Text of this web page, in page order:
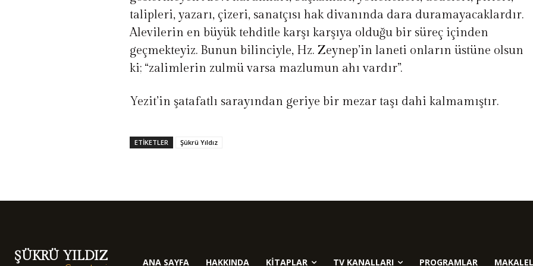
talipleri, yazarı, çizeri, sanatçısı hak divanında dara duramayacaklardır.
Alevilerin en büyük tehditle karşı karşıya olduğu bir süreç içinden
geçmekteyiz. Bunun bilinciyle, Hz. Zeynep’in laneti onların üstüne olsun
ki; “zalimlerin zulmü varsa mazlumun ahı vardır”.
Yezit’in şatafatlı sarayından geriye bir mezar taşı dahi kalmamıştır.
ETIKETLER Şükrü Yıldız
ŞÜKRÜ YILDIZ ANA SAYFA HAKKINDA KITAPLAR TV KANALLARI PROGRAMLAR